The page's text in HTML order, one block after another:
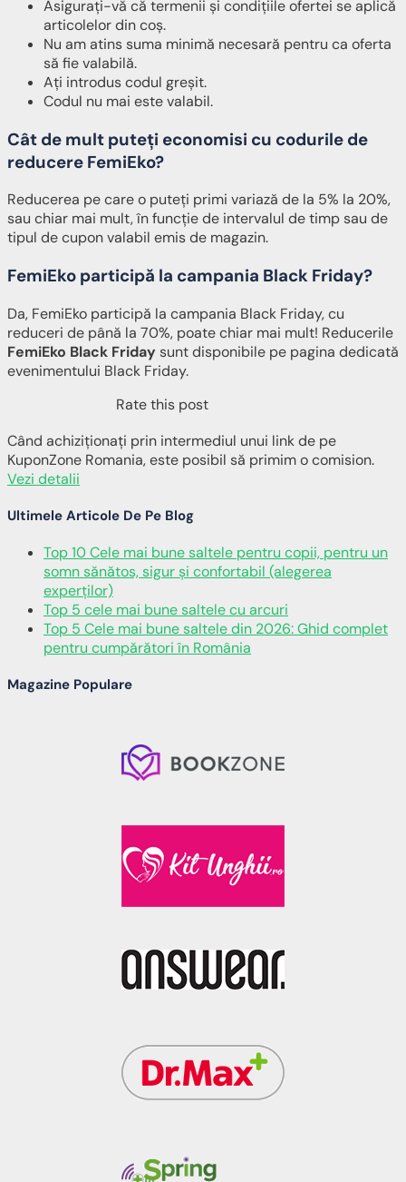
Asigurați-vă că termenii și condițiile ofertei se aplică
articolelor din coș.
Nu am atins suma minimă necesară pentru ca oferta
să fie valabilă.
Ați introdus codul greșit.
Codul nu mai este valabil.
Cât de mult puteți economisi cu codurile de
reducere FemiEko?
Reducerea pe care o puteți primi variază de la 5% la 20%,
sau chiar mai mult, în funcție de intervalul de timp sau de
tipul de cupon valabil emis de magazin.
FemiEko participă la campania Black Friday?
Da, FemiEko participă la campania Black Friday, cu
reduceri de până la 70%, poate chiar mai mult! Reducerile
FemiEko Black Friday sunt disponibile pe pagina dedicată
evenimentului Black Friday.
Rate this post
Când achiziționați prin intermediul unui link de pe
KuponZone Romania, este posibil să primim o comision.
Vezi detalii
Ultimele Articole De Pe Blog
Top 10 Cele mai bune saltele pentru copii, pentru un
somn sănătos, sigur și confortabil (alegerea
experților)
Top 5 cele mai bune saltele cu arcuri
Top 5 Cele mai bune saltele din 2026: Ghid complet
pentru cumpărători în România
Magazine Populare